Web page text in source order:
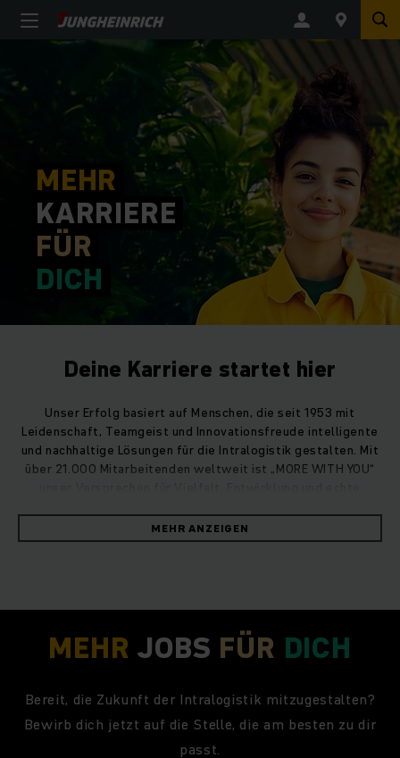
MEHR
KARRIERE
FÜR
DICH
Deine Karriere startet hier
Unser Erfolg basiert auf Menschen, die seit 1953 mit
Leidenschaft, Teamgeist und Innovationsfreude intelligente
und nachhaltige Lösungen für die Intralogistik gestalten. Mit
über 21.000 Mitarbeitenden weltweit ist „MORE WITH YOU“
MEHR ANZEIGEN
MEHR JOBS FÜR DICH
Bereit, die Zukunft der Intralogistik mitzugestalten?
Bewirb dich jetzt auf die Stelle, die am besten zu dir
passt.